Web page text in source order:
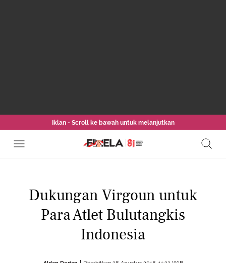
Iklan - Scroll ke bawah untuk melanjutkan
Dukungan Virgoun untuk
Para Atlet Bulutangkis
Indonesia